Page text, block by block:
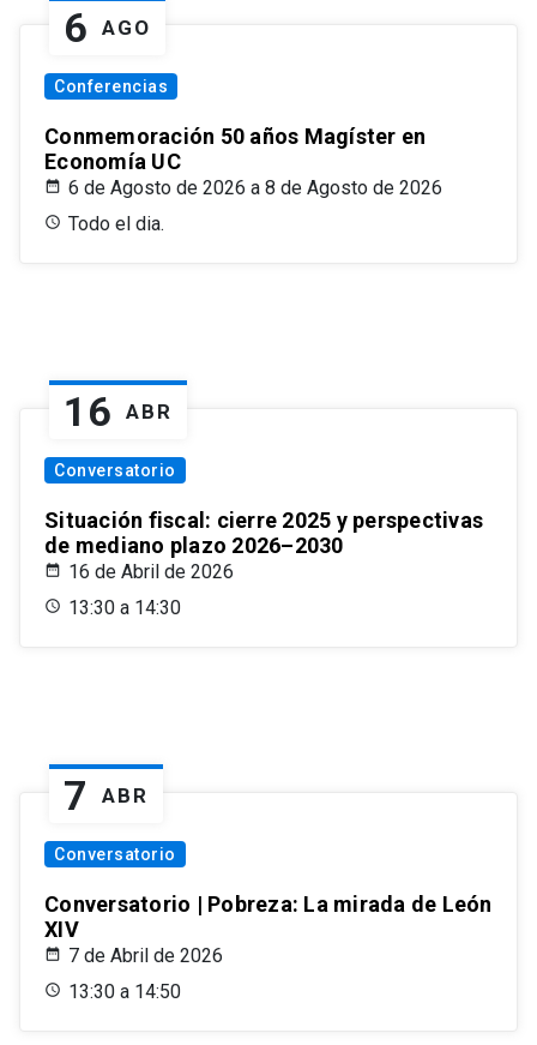
6 AGO
Conferencias
Conmemoración 50 años Magíster en
Economía UC
6 de Agosto de 2026 a 8 de Agosto de 2026
Todo el dia.
16 ABR
Conversatorio
Situación fiscal: cierre 2025 y perspectivas
de mediano plazo 2026–2030
16 de Abril de 2026
13:30 a 14:30
7 ABR
Conversatorio
Conversatorio | Pobreza: La mirada de León
XIV
7 de Abril de 2026
13:30 a 14:50